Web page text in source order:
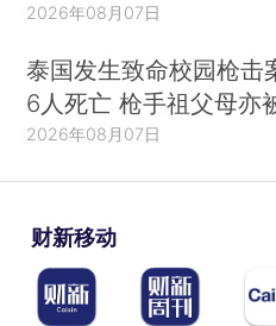
2026年08月07日
泰国发生致命校园枪击
6人死亡 枪手祖父母亦
2026年08月07日
财新移动